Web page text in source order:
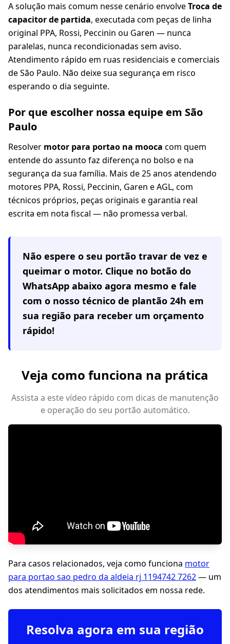
A solução mais comum nesse cenário envolveTroca de
capacitor de partida, executada com peças de linha
original PPA, Rossi, Peccinin ou Garen — nunca
paralelas, nunca recondicionadas sem aviso.
Atendimento rápido em ruas residenciais e comerciais
de São Paulo. Não deixe sua segurança em risco
esperando o dia seguinte.
Por que escolher nossa equipe em São
Paulo
Resolver motor para portao na mooca com quem
entende do assunto faz diferença no bolso e na
segurança da sua família. Mais de 25 anos atendendo
motores PPA, Rossi, Peccinin, Garen e AGL, com
técnicos próprios, peças originais e garantia real
escrita em nota fiscal — não promessa verbal.
Não espere o seu portão travar de vez e
queimar o motor. Clique no botão do
WhatsApp abaixo agora mesmo e fale
com o nosso técnico de plantão 24h em
sua região para receber um orçamento
rápido!
Veja como funciona na prática
Assista a este vídeo rápido com dicas de manutenção
e operação do seu portão automático.
Para casos relacionados, veja como funciona motor
para portao sao pedro da aldeia rj 1194742 7262— um
dos atendimentos mais solicitados em nossa rede.
Resolva agora em sua região